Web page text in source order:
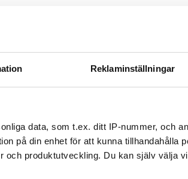
Reklaminställningar
data, som t.ex. ditt IP-nummer, och
på din enhet för att kunna tillhandahålla
och produktutveckling. Du kan själv välja
och vrider på vattenkranen
badrum och hall. Det borde